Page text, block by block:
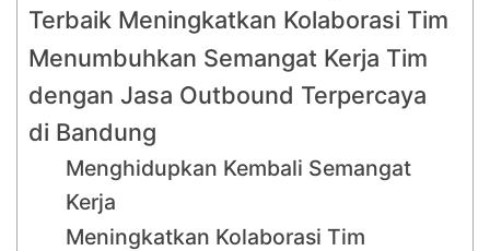
Terbaik Meningkatkan Kolaborasi Tim
Menumbuhkan Semangat Kerja Tim
dengan Jasa Outbound Terpercaya
di Bandung
Menghidupkan Kembali Semangat
Kerja
Meningkatkan Kolaborasi Tim